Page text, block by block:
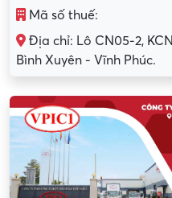
Mã số thuế:
Địa chỉ: Lô CN05-2,
Bình Xuyên - Vĩnh Phúc.